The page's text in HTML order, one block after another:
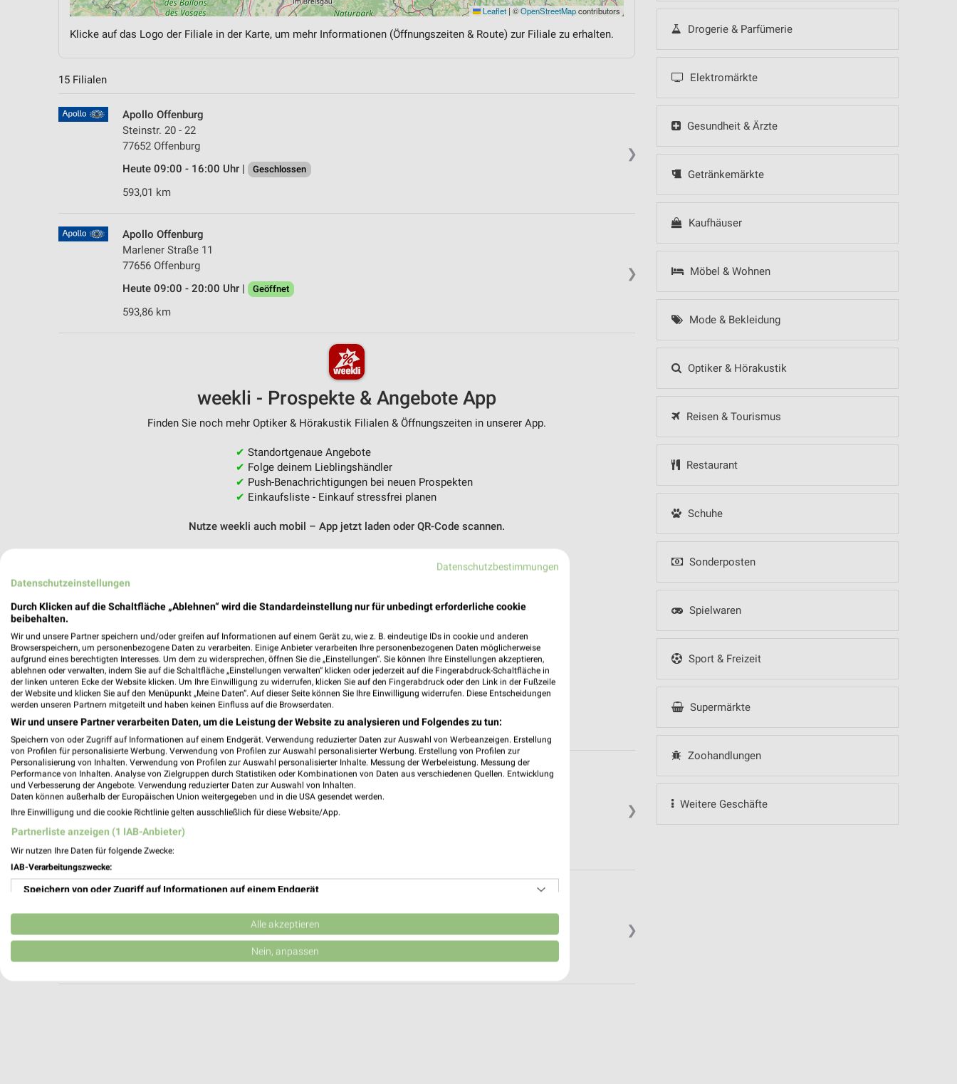
Drogerie & Parfümerie
Elektromärkte
Gesundheit & Ärzte
Getränkemärkte
Kaufhäuser
Möbel & Wohnen
Mode & Bekleidung
Optiker & Hörakustik
Reisen & Tourismus
Restaurant
Schuhe
Sonderposten
Spielwaren
Sport & Freizeit
Supermärkte
Zoohandlungen
Weitere Geschäfte
Leaflet | ©OpenStreetMapcontributors
Klicke auf das Logo der Filiale in der Karte, um mehr Informationen (Öffnungszeiten & Route) zur Filiale zu erhalten.
15 Filialen
❯
Apollo Offenburg
Steinstr. 20 - 22
77652 Offenburg
Heute 09:00 - 16:00 Uhr |
Geschlossen
593,01 km
❯
Apollo Offenburg
Marlener Straße 11
77656 Offenburg
Heute 09:00 - 20:00 Uhr |
Geöffnet
593,86 km
weekli - Prospekte & Angebote App
Finden Sie noch mehr Optiker & Hörakustik Filialen & Öffnungszeiten in unserer App.
✔ Standortgenaue Angebote
✔ Folge deinem Lieblingshändler
✔ Push-Benachrichtigungen bei neuen Prospekten
✔ Einkaufsliste - Einkauf stressfrei planen
Nutze weekli auch mobil – App jetzt laden oder QR-Code scannen.
❯
Apollo Oberkirch
Hauptstr. 67
77704 Oberkirch
Heute 09:00 - 14:00 Uhr |
581,49 km
❯
Apollo Kehl
Heute 09:30 - 16:00 Uhr | Geschlossen
Datenschutzbestimmungen
Datenschutzeinstellungen
Durch Klicken auf die Schaltfläche „Ablehnen“ wird die Standardeinstellung nur für unbedingt erforderliche cookie
beibehalten.
Wir und unsere Partner speichern und/oder greifen auf Informationen auf einem Gerät zu, wie z. B. eindeutige IDs in cookie und anderen
Browserspeichern, um personenbezogene Daten zu verarbeiten. Einige Anbieter verarbeiten Ihre personenbezogenen Daten möglicherweise
aufgrund eines berechtigten Interesses. Um dem zu widersprechen, öffnen Sie die „Einstellungen“. Sie können Ihre Einstellungen akzeptieren,
ablehnen oder verwalten, indem Sie auf die Schaltfläche „Einstellungen verwalten“ klicken oder jederzeit auf die Fingerabdruck-Schaltfläche in
der linken unteren Ecke der Website klicken. Um Ihre Einwilligung zu widerrufen, klicken Sie auf den Fingerabdruck oder den Link in der Fußzeile
der Website und klicken Sie auf den Menüpunkt „Meine Daten“. Auf dieser Seite können Sie Ihre Einwilligung widerrufen. Diese Entscheidungen
werden unseren Partnern mitgeteilt und haben keinen Einfluss auf die Browserdaten.
Wir und unsere Partner verarbeiten Daten, um die Leistung der Website zu analysieren und Folgendes zu tun:
Speichern von oder Zugriff auf Informationen auf einem Endgerät. Verwendung reduzierter Daten zur Auswahl von Werbeanzeigen. Erstellung
von Profilen für personalisierte Werbung. Verwendung von Profilen zur Auswahl personalisierter Werbung. Erstellung von Profilen zur
Personalisierung von Inhalten. Verwendung von Profilen zur Auswahl personalisierter Inhalte. Messung der Werbeleistung. Messung der
Performance von Inhalten. Analyse von Zielgruppen durch Statistiken oder Kombinationen von Daten aus verschiedenen Quellen. Entwicklung
und Verbesserung der Angebote. Verwendung reduzierter Daten zur Auswahl von Inhalten.
Daten können außerhalb der Europäischen Union weitergegeben und in die USA gesendet werden.
Ihre Einwilligung und die cookie Richtlinie gelten ausschließlich für diese Website/App.
Partnerliste anzeigen (1 IAB-Anbieter)
Wir nutzen Ihre Daten für folgende Zwecke:
IAB-Verarbeitungszwecke:
Speichern von oder Zugriff auf Informationen auf einem Endgerät
Verwendung reduzierter Daten zur Auswahl von Werbeanzeigen
Erstellung von Profilen für personalisierte Werbung
Alle akzeptieren
Nein, anpassen